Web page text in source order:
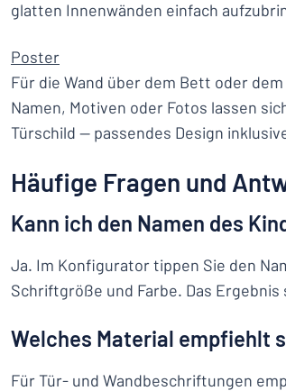
glatten Innenwänden einfach
Poster
Für die Wand über dem Bett oder
Namen, Motiven oder Fotos lassen
Türschild — passendes Design
Häufige Fragen und
Kann ich den Namen des
Ja. Im Konfigurator tippen Sie den
Schriftgröße und Farbe. Das
Welches Material empfiehlt
Für Tür- und Wandbeschriftungen